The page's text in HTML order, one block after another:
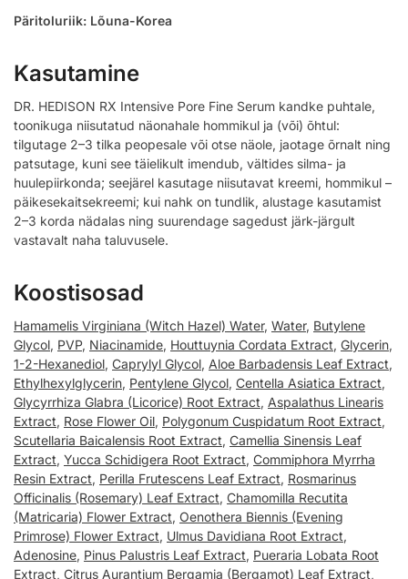
Päritoluriik: Lõuna-Korea
Kasutamine
DR. HEDISON RX Intensive Pore Fine Serum kandke puhtale,
toonikuga niisutatud näonahale hommikul ja (või) õhtul:
tilgutage 2–3 tilka peopesale või otse näole, jaotage õrnalt ning
patsutage, kuni see täielikult imendub, vältides silma- ja
huulepiirkonda; seejärel kasutage niisutavat kreemi, hommikul –
päikesekaitsekreemi; kui nahk on tundlik, alustage kasutamist
2–3 korda nädalas ning suurendage sagedust järk-järgult
vastavalt naha taluvusele.
Koostisosad
Hamamelis Virginiana (Witch Hazel) Water, Water, Butylene
Glycol, PVP, Niacinamide, Houttuynia Cordata Extract, Glycerin,
1-2-Hexanediol, Caprylyl Glycol, Aloe Barbadensis Leaf Extract,
Ethylhexylglycerin, Pentylene Glycol, Centella Asiatica Extract,
Glycyrrhiza Glabra (Licorice) Root Extract, Aspalathus Linearis
Extract, Rose Flower Oil, Polygonum Cuspidatum Root Extract,
Scutellaria Baicalensis Root Extract, Camellia Sinensis Leaf
Extract, Yucca Schidigera Root Extract, Commiphora Myrrha
Resin Extract, Perilla Frutescens Leaf Extract, Rosmarinus
Officinalis (Rosemary) Leaf Extract, Chamomilla Recutita
(Matricaria) Flower Extract, Oenothera Biennis (Evening
Primrose) Flower Extract, Ulmus Davidiana Root Extract,
Adenosine, Pinus Palustris Leaf Extract, Pueraria Lobata Root
Extract, Citrus Aurantium Bergamia (Bergamot) Leaf Extract,